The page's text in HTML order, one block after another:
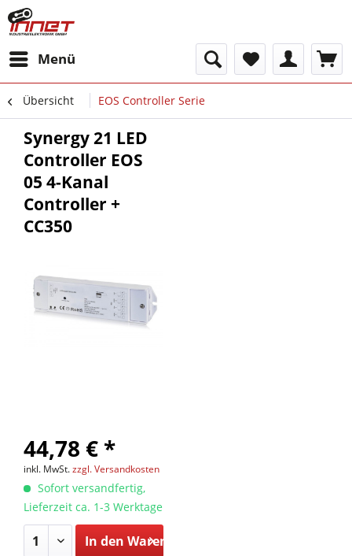
Menü
Übersicht EOS Controller Serie
Synergy 21 LED
Controller EOS
05 4-Kanal
Controller +
CC350
44,78 € *
inkl. MwSt.zzgl. Versandkosten
Sofort versandfertig,
Lieferzeit ca. 1-3 Werktage
In den Warenkorb